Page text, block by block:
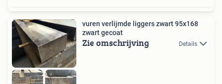
vuren verlijmde liggers zwart 95x168
zwart gecoat
Zie omschrijving Details